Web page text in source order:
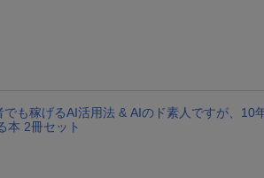
も稼げるAI活用法 & AIのド素人ですが、10
本 2冊セット